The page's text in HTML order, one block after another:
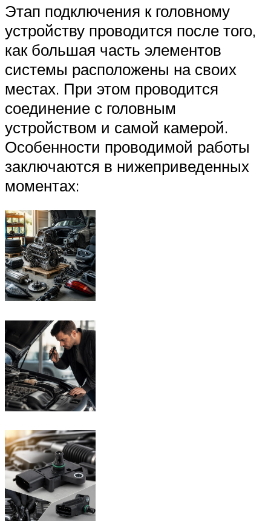
Этап подключения к головному
устройству проводится после того,
как большая часть элементов
системы расположены на своих
местах. При этом проводится
соединение с головным
устройством и самой камерой.
Особенности проводимой работы
заключаются в нижеприведенных
моментах: